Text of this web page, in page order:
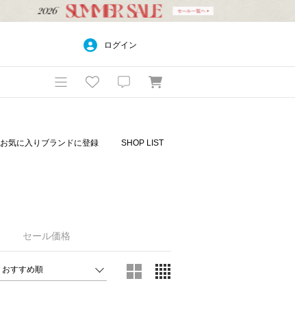
ログイン
お気に入りブランドに登録 SHOP LIST
セール価格